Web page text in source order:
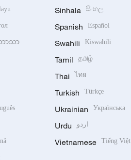
ဘာသာ
Sinhala සිංහල
Spanish Español
Swahili Kiswahili
Tamil தமிழ்
Thai ไทย
Turkish Türkçe
Ukrainian Українська
Urdu اردو
Vietnamese Tiếng Việt